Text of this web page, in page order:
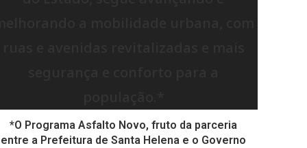
*O Programa Asfalto Novo, fruto da parceria
entre a Prefeitura de Santa Helena e o Governo